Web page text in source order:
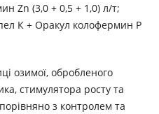
Zn (3,0 + 0,5 + 1,0) л/т;
К + Оракул колофермин P
озимої, обробленого
стимулятора росту та
з контролем та